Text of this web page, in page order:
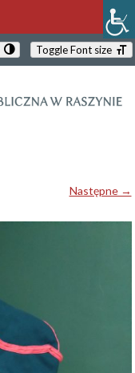
Toggle Font size
Następne →